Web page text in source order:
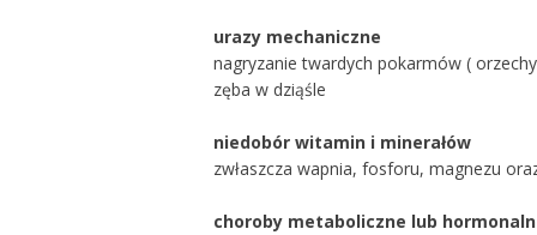
urazy mechaniczne
nagryzanie twardych pokarmów (
zęba w dziąśle
niedobór witamin i minerałów
zwłaszcza wapnia, fosforu, magnezu
choroby metaboliczne lub